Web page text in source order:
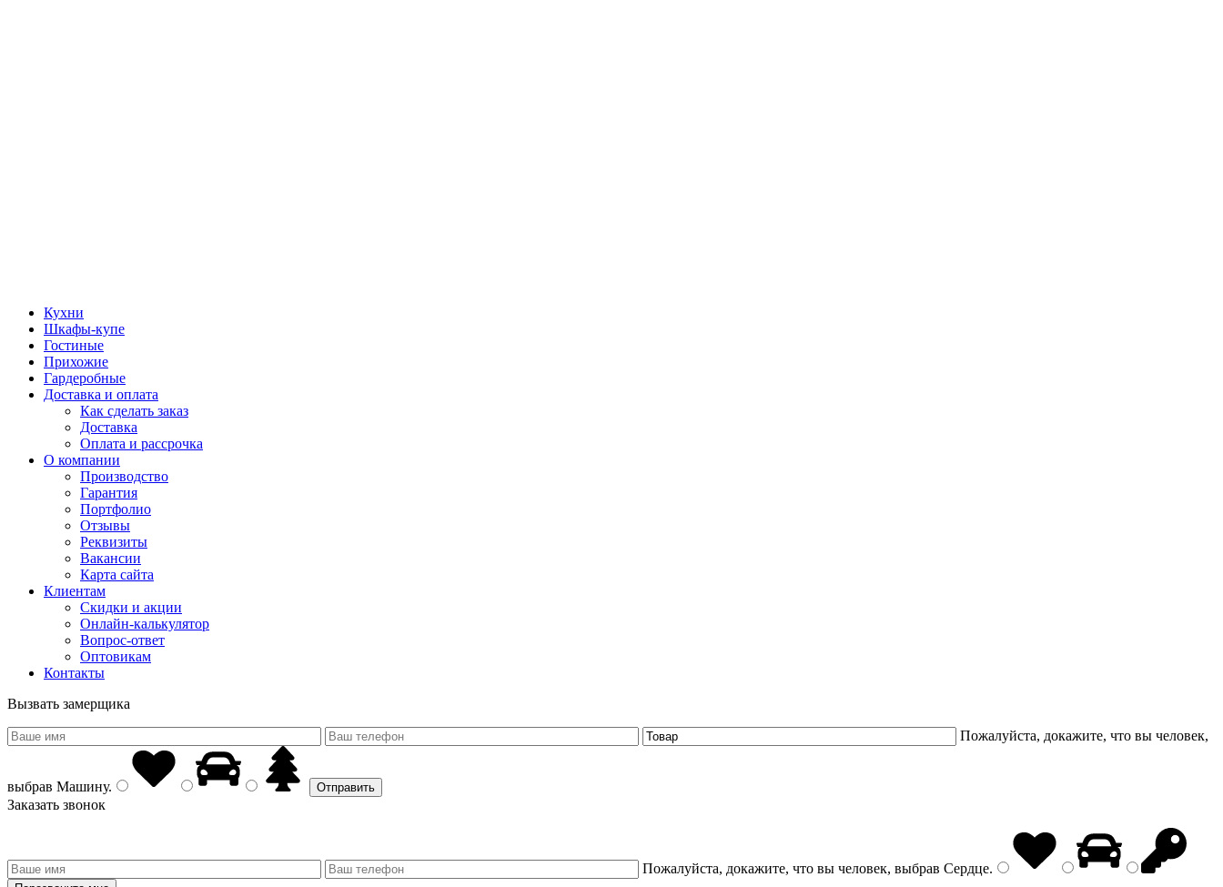
Кухни
Шкафы-купе
Гостиные
Прихожие
Гардеробные
Доставка и оплата
Как сделать заказ
Доставка
Оплата и рассрочка
О компании
Производство
Гарантия
Портфолио
Отзывы
Реквизиты
Вакансии
Карта сайта
Клиентам
Скидки и акции
Онлайн-калькулятор
Вопрос-ответ
Оптовикам
Контакты
Вызвать замерщика
Пожалуйста, докажите, что вы человек,
выбрав Машину.
Заказать звонок
Пожалуйста, докажите, что вы человек, выбрав Сердце.